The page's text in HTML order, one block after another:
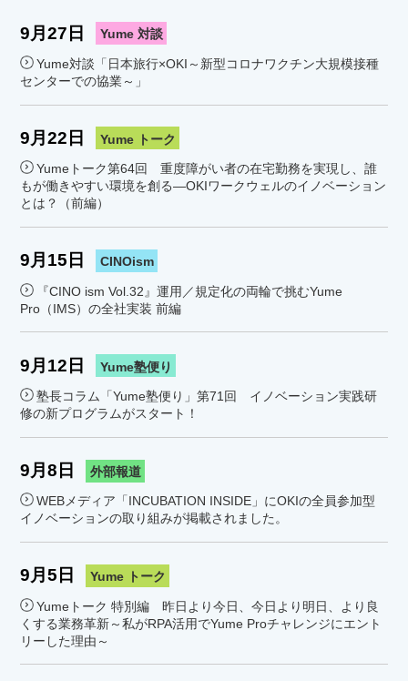
9月27日 Yume 対談
Yume対談「日本旅行×OKI～新型コロナワクチン大規模接種
センターでの協業～」
9月22日 Yume トーク
Yumeトーク第64回 重度障がい者の在宅勤務を実現し、誰
もが働きやすい環境を創る―OKIワークウェルのイノベーション
とは？（前編）
9月15日 CINOism
『CINO ism Vol.32』運用／規定化の両輪で挑むYume
Pro（IMS）の全社実装 前編
9月12日 Yume塾便り
塾長コラム「Yume塾便り」第71回 イノベーション実践研
修の新プログラムがスタート！
9月8日 外部報道
WEBメディア「INCUBATION INSIDE」にOKIの全員参加型
イノベーションの取り組みが掲載されました。
9月5日 Yume トーク
Yumeトーク 特別編 昨日より今日、今日より明日、より良
くする業務革新～私がRPA活用でYume Proチャレンジにエント
リーした理由～